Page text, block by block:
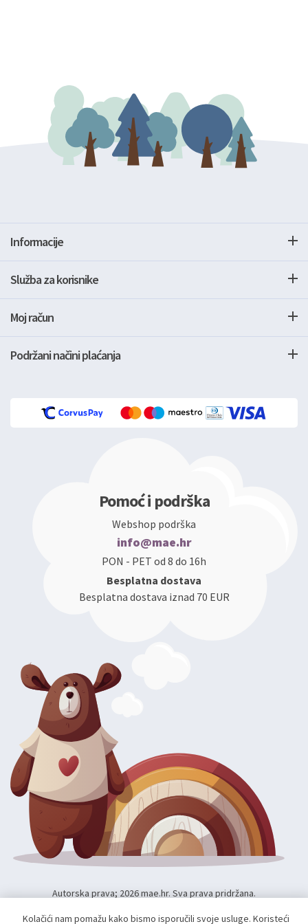
Informacije
Služba za korisnike
Moj račun
Podržani načini plaćanja
Pomoć i podrška
Webshop podrška
info@mae.hr
PON - PET od 8 do 16h
Besplatna dostava
Besplatna dostava iznad 70 EUR
Autorska prava; 2026 mae.hr. Sva prava pridržana.
Kolačići nam pomažu kako bismo isporučili svoje usluge. Koristeći